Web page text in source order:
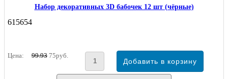
Набор декоративных 3D бабочек 12 шт (чёрные)
615654
Цена: 99.93 75руб.